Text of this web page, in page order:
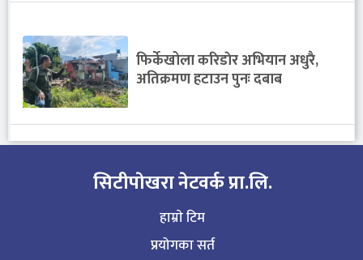
फिर्केखोला करिडाेर अभियान अधुरै,
अतिक्रमण हटाउन पुनः दबाब
सिटीपाेखरा नेटवर्क प्रा.लि.
हाम्राे टिम
प्रयोगका सर्त